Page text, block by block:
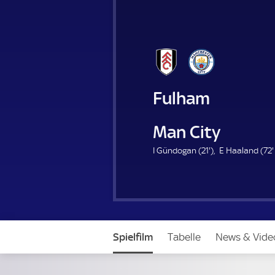
Fulham
Manchester City
I Gündogan (21'2
i
u
) E Haaland (72'
i
Spielfilm Tabelle News &